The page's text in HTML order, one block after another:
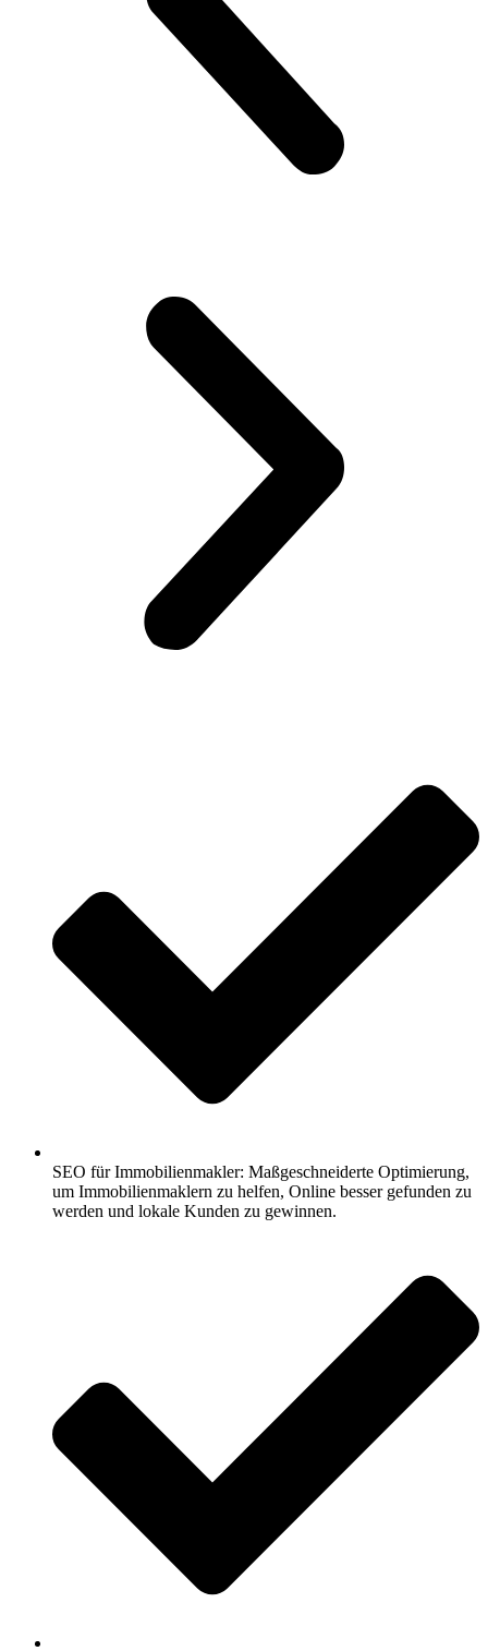
SEO für Immobilienmakler: Maßgeschneiderte Optimierung,
um Immobilienmaklern zu helfen, Online besser gefunden zu
werden und lokale Kunden zu gewinnen.